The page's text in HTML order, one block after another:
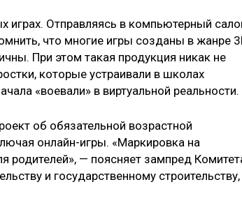
Отправляясь в компьютерный
что многие игры созданы в жанре
При этом такая продукция никак не
которые устраивали в школах
«воевали» в виртуальной реальности.
об обязательной возрастной
онлайн-игры. «Маркировка на
родителей», — поясняет зампред
и государственному строительству,